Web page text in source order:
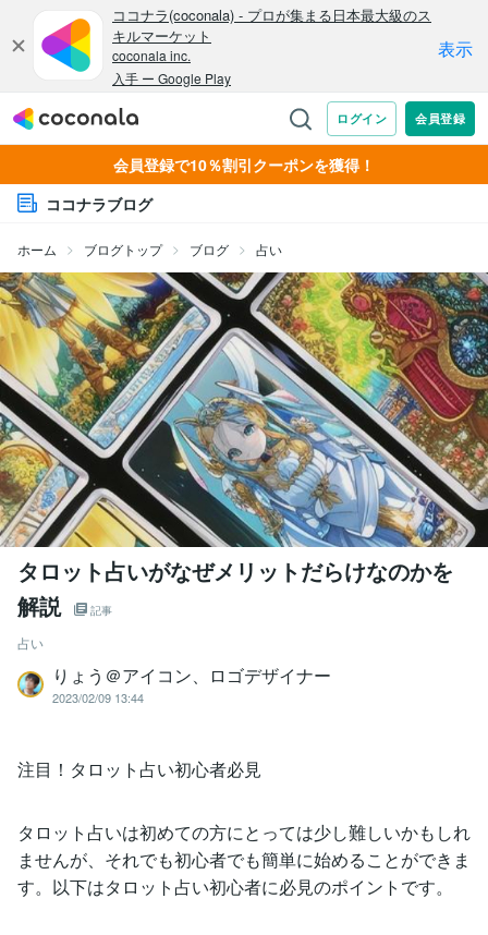
会員登録で10％割引クーポンを獲得！
ココナラブログ
ホーム ブログトップ ブログ 占い
タロット占いがなぜメリットだらけなのかを
解説
記事
占い
りょう＠アイコン、ロゴデザイナー
2023/02/09 13:44
注目！タロット占い初心者必見
タロット占いは初めての方にとっては少し難しいかもしれ
ませんが、それでも初心者でも簡単に始めることができま
す。以下はタロット占い初心者に必見のポイントです。